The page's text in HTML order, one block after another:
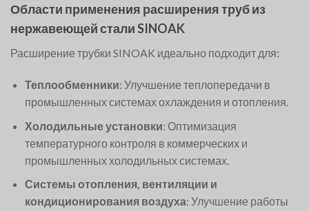
Области применения расширения труб из
нержавеющей стали SINOAK
Расширение трубки SINOAK идеально подходит для:
Теплообменники: Улучшение теплопередачи в
промышленных системах охлаждения и отопления.
Холодильные установки: Оптимизация
температурного контроля в коммерческих и
промышленных холодильных системах.
Системы отопления, вентиляции и
кондиционирования воздуха: Улучшение работы